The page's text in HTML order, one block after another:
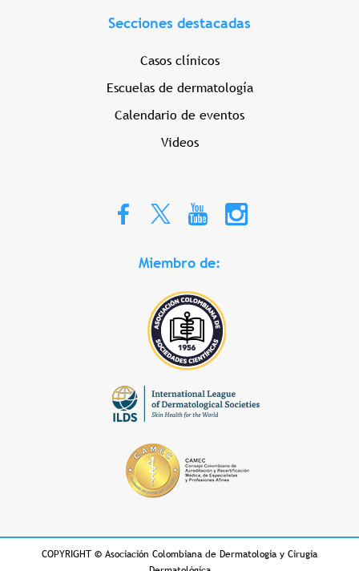
Secciones destacadas
Casos clínicos
Escuelas de dermatología
Calendario de eventos
Videos
Miembro de:
COPYRIGHT © Asociación Colombiana de Dermatología y Cirugía